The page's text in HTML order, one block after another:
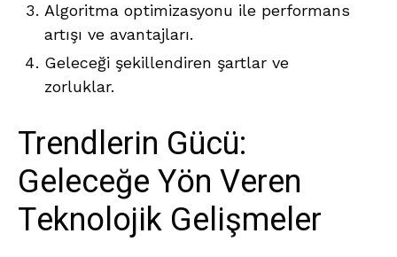
Algoritma optimizasyonu ile performans
artışı ve avantajları.
Geleceği şekillendiren şartlar ve
zorluklar.
Trendlerin Gücü:
Geleceğe Yön Veren
Teknolojik Gelişmeler